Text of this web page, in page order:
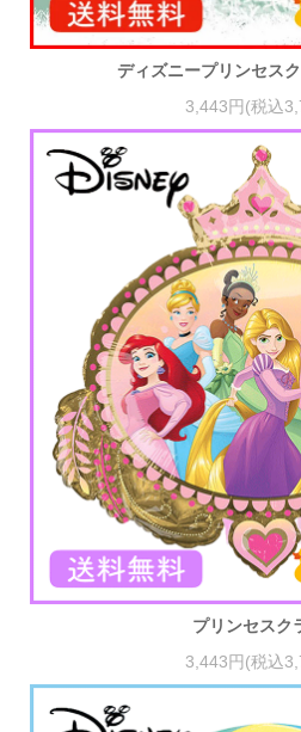
ディズニープリンセス
3,443円(税込
プリンセスク
3,443円(税込